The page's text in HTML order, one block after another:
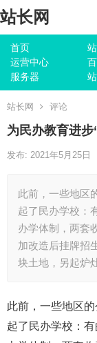
站长网
首页
运营中心
服务器
站长网 评论
为民办教育进
发布: 2021年5月25日
此前，一些地区
起了民办学校：
办学体制，两套
加改造后挂牌招
块土地，另起炉
此前，一些地区
起了民办学校：